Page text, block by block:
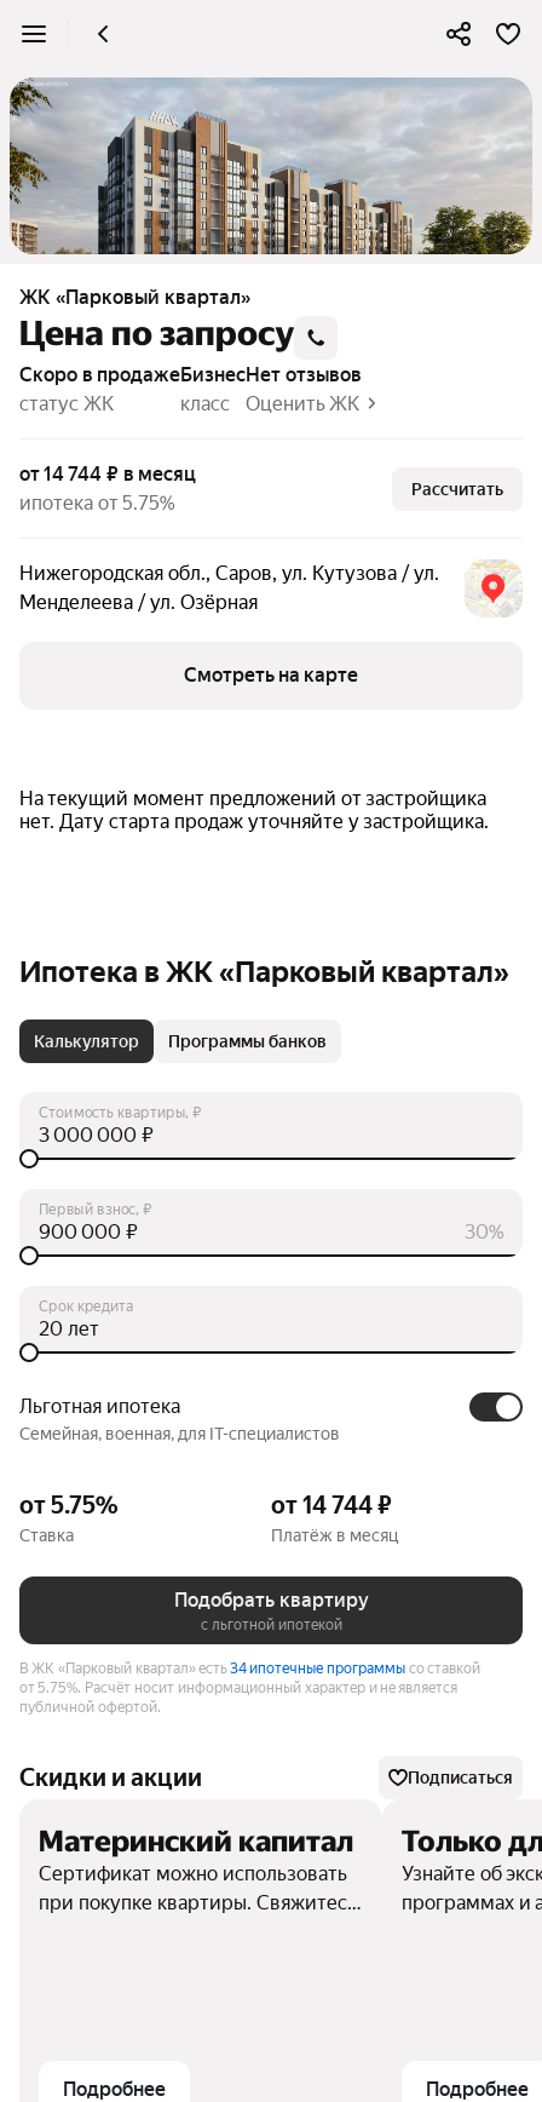
ЖК «Парковый квартал»
Цена по запросу
Скоро в продаже
статус ЖК
бизнес
класс
Нет отзывов
Оценить ЖК
от 14 744 ₽ в месяц
ипотека от 5.75%
Рассчитать
Нижегородская обл., Саров, ул. Кутузова / ул.
Менделеева / ул. Озёрная
Смотреть на карте
На текущий момент предложений от застройщика
нет. Дату старта продаж уточняйте у застройщика.
Ипотека в ЖК «Парковый квартал»
Калькулятор Программы банков
Стоимость квартиры, ₽
₽
Первый взнос, ₽
30%
₽
Срок кредита
лет
Льготная ипотека
Семейная, военная, для IT-специалистов
от 5.75%
Ставка
от 14 744 ₽
Платёж в месяц
Подобрать квартиру
с льготной ипотекой
В ЖК «Парковый квартал» есть34 ипотечные программы со ставкой
от 5.75%. Расчёт носит информационный характер и не является
публичной офертой.
Скидки и акции Подписаться
Материнский капитал
Сертификат можно использовать
при покупке квартиры. Свяжитесь
Подробнее
Только
Узнайте об
программах и
Подробнее